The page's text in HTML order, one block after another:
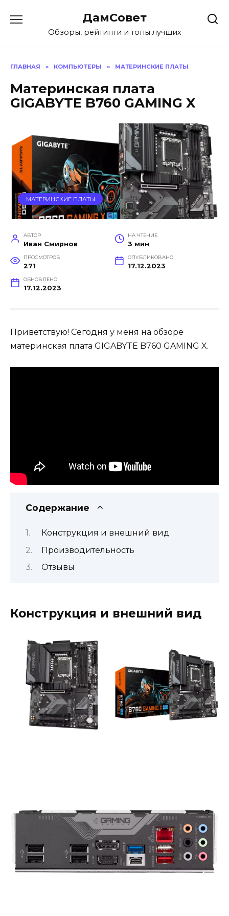
содержанию
ДамСовет
Обзоры, рейтинги и топы лучших
ГЛАВНАЯ » КОМПЬЮТЕРЫ » МАТЕРИНСКИЕ ПЛАТЫ
Материнская плата
GIGABYTE B760 GAMING X
МАТЕРИНСКИЕ ПЛАТЫ
АВТОР
Иван Смирнов
НА ЧТЕНИЕ
3 мин
ПРОСМОТРОВ
271
ОПУБЛИКОВАНО
17.12.2023
ОБНОВЛЕНО
17.12.2023
Приветствую! Сегодня у меня на обзоре
материнская плата GIGABYTE B760 GAMING X.
Содержание
Конструкция и внешний вид
Производительность
Отзывы
Конструкция и внешний вид